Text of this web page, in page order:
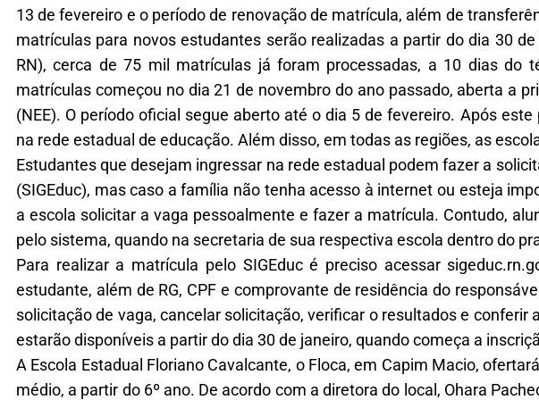
13 de fevereiro e o período de renovação de matrícula, além de
matrículas para novos estudantes serão realizadas a partir do dia 30
RN), cerca de 75 mil matrículas já foram processadas, a 10 dias do
matrículas começou no dia 21 de novembro do ano passado, aberta a
(NEE). O período oficial segue aberto até o dia 5 de fevereiro. Após
na rede estadual de educação. Além disso, em todas as regiões, as
Estudantes que desejam ingressar na rede estadual podem fazer a
(SIGEduc), mas caso a família não tenha acesso à internet ou esteja
a escola solicitar a vaga pessoalmente e fazer a matrícula. Contudo,
pelo sistema, quando na secretaria de sua respectiva escola dentro do
Para realizar a matrícula pelo SIGEduc é preciso acessar
estudante, além de RG, CPF e comprovante de residência do
solicitação de vaga, cancelar solicitação, verificar o resultados e
estarão disponíveis a partir do dia 30 de janeiro, quando começa a
A Escola Estadual Floriano Cavalcante, o Floca, em Capim Macio,
médio, a partir do 6º ano. De acordo com a diretora do local, Ohara